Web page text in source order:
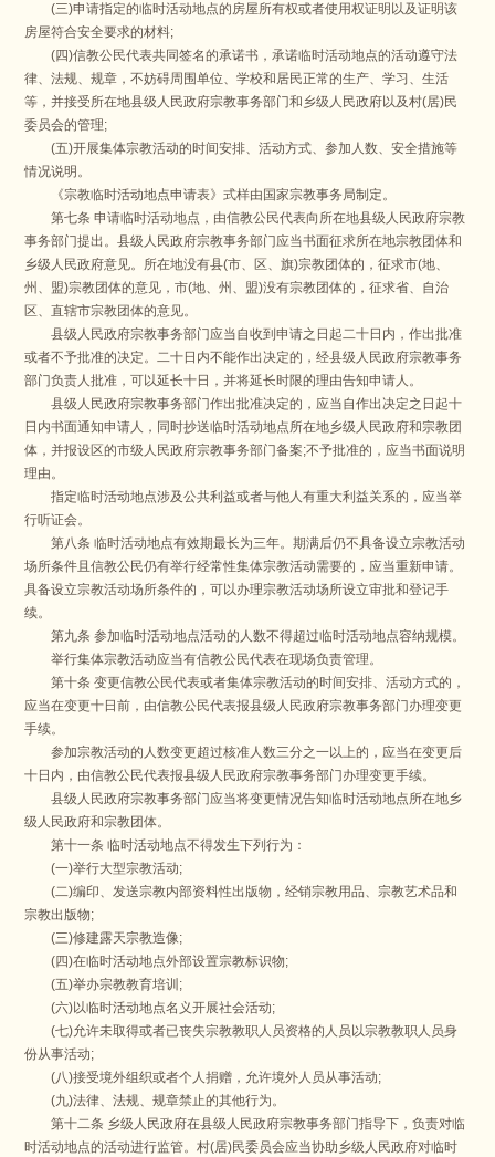
(三)申请指定的临时活动地点的房屋所有权或者使用权证明以及证明该
房屋符合安全要求的材料;
(四)信教公民代表共同签名的承诺书，承诺临时活动地点的活动遵守法
律、法规、规章，不妨碍周围单位、学校和居民正常的生产、学习、生活
等，并接受所在地县级人民政府宗教事务部门和乡级人民政府以及村(居)民
委员会的管理;
(五)开展集体宗教活动的时间安排、活动方式、参加人数、安全措施等
情况说明。
《宗教临时活动地点申请表》式样由国家宗教事务局制定。
第七条 申请临时活动地点，由信教公民代表向所在地县级人民政府宗教
事务部门提出。县级人民政府宗教事务部门应当书面征求所在地宗教团体和
乡级人民政府意见。所在地没有县(市、区、旗)宗教团体的，征求市(地、
州、盟)宗教团体的意见，市(地、州、盟)没有宗教团体的，征求省、自治
区、直辖市宗教团体的意见。
县级人民政府宗教事务部门应当自收到申请之日起二十日内，作出批准
或者不予批准的决定。二十日内不能作出决定的，经县级人民政府宗教事务
部门负责人批准，可以延长十日，并将延长时限的理由告知申请人。
县级人民政府宗教事务部门作出批准决定的，应当自作出决定之日起十
日内书面通知申请人，同时抄送临时活动地点所在地乡级人民政府和宗教团
体，并报设区的市级人民政府宗教事务部门备案;不予批准的，应当书面说明
理由。
指定临时活动地点涉及公共利益或者与他人有重大利益关系的，应当举
行听证会。
第八条 临时活动地点有效期最长为三年。期满后仍不具备设立宗教活动
场所条件且信教公民仍有举行经常性集体宗教活动需要的，应当重新申请。
具备设立宗教活动场所条件的，可以办理宗教活动场所设立审批和登记手
续。
第九条 参加临时活动地点活动的人数不得超过临时活动地点容纳规模。
举行集体宗教活动应当有信教公民代表在现场负责管理。
第十条 变更信教公民代表或者集体宗教活动的时间安排、活动方式的，
应当在变更十日前，由信教公民代表报县级人民政府宗教事务部门办理变更
手续。
参加宗教活动的人数变更超过核准人数三分之一以上的，应当在变更后
十日内，由信教公民代表报县级人民政府宗教事务部门办理变更手续。
县级人民政府宗教事务部门应当将变更情况告知临时活动地点所在地乡
级人民政府和宗教团体。
第十一条 临时活动地点不得发生下列行为：
(一)举行大型宗教活动;
(二)编印、发送宗教内部资料性出版物，经销宗教用品、宗教艺术品和
宗教出版物;
(三)修建露天宗教造像;
(四)在临时活动地点外部设置宗教标识物;
(五)举办宗教教育培训;
(六)以临时活动地点名义开展社会活动;
(七)允许未取得或者已丧失宗教教职人员资格的人员以宗教教职人员身
份从事活动;
(八)接受境外组织或者个人捐赠，允许境外人员从事活动;
(九)法律、法规、规章禁止的其他行为。
第十二条 乡级人民政府在县级人民政府宗教事务部门指导下，负责对临
时活动地点的活动进行监管。村(居)民委员会应当协助乡级人民政府对临时